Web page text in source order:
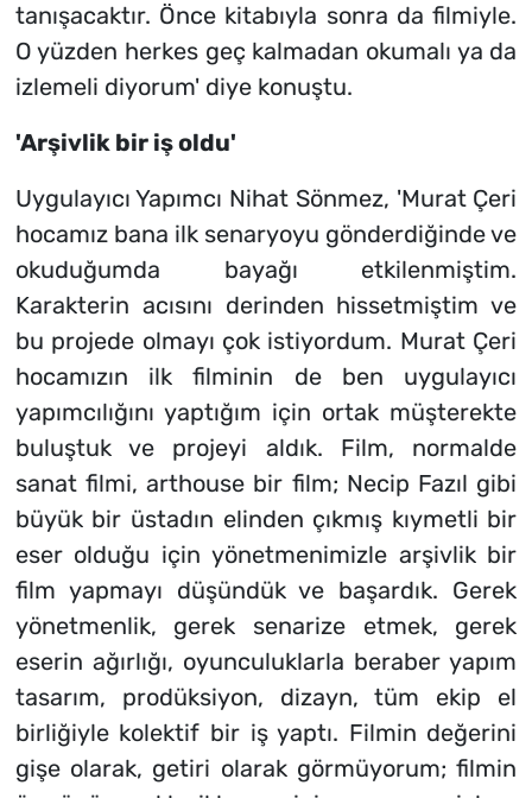
tanışacaktır. Önce kitabıyla sonra da filmiyle.
O yüzden herkes geç kalmadan okumalı ya da
izlemeli diyorum' diye konuştu.
'Arşivlik bir iş oldu'
Uygulayıcı Yapımcı Nihat Sönmez, 'Murat Çeri
hocamız bana ilk senaryoyu gönderdiğinde ve
okuduğumda bayağı etkilenmiştim.
Karakterin acısını derinden hissetmiştim ve
bu projede olmayı çok istiyordum. Murat Çeri
hocamızın ilk filminin de ben uygulayıcı
yapımcılığını yaptığım için ortak müşterekte
buluştuk ve projeyi aldık. Film, normalde
sanat filmi, arthouse bir film; Necip Fazıl gibi
büyük bir üstadın elinden çıkmış kıymetli bir
eser olduğu için yönetmenimizle arşivlik bir
film yapmayı düşündük ve başardık. Gerek
yönetmenlik, gerek senarize etmek, gerek
eserin ağırlığı, oyunculuklarla beraber yapım
tasarım, prodüksiyon, dizayn, tüm ekip el
birliğiyle kolektif bir iş yaptı. Filmin değerini
gişe olarak, getiri olarak görmüyorum; filmin